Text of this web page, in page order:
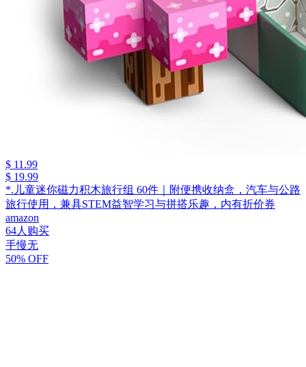
$ 11.99
$ 19.99
*.儿童迷你磁力积木旅行组 60件｜附便携收纳盒，汽车与公路
旅行使用，兼具STEM益智学习与拼搭乐趣，内有折价券
amazon
64人购买
手慢无
50% OFF